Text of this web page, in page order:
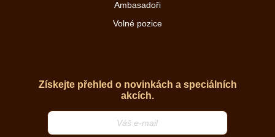
Ambasadoři
Volné pozice
Získejte přehled o novinkách a speciálních
akcích.